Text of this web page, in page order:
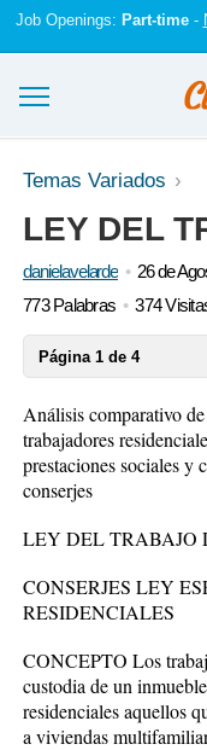
Job Openings: Part-time-
Ensayos y trabajos
Registrarse
Iniciar sesión
Temas Variados
LEY DEL
danielavelarde
26 de
773 Palabras
374
Página 1 de 4
Análisis comparativo
trabajadores
prestaciones sociales y
conserjes
LEY DEL TRABAJO
CONSERJES LEY
RESIDENCIALES
CONCEPTO Los
custodia de un
residenciales aquellos
a viviendas